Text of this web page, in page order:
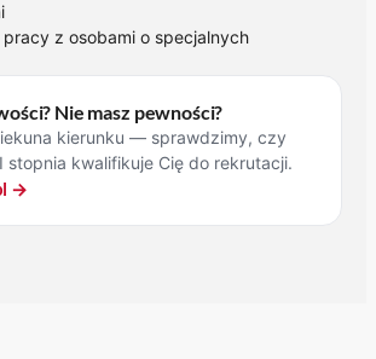
pracy z osobami o specjalnych
Nie masz pewności?
kierunku — sprawdzimy, czy
stopnia kwalifikuje Cię do rekrutacji.
→